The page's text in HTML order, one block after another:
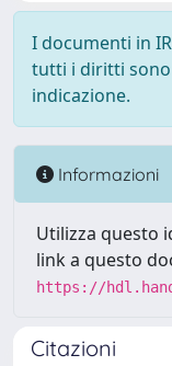
I documenti in
tutti i diritti sono
indicazione.
Informazioni
Utilizza questo
link a questo
https://
Citazioni